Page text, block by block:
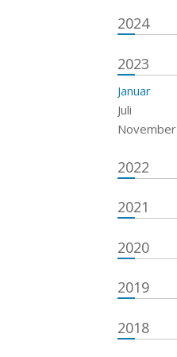
2024
2023
Januar
Juli
November
2022
2021
2020
2019
2018